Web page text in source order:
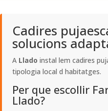
Cadires
solucions
A Llado instal lem cadires
tipologia local d habitatges.
Per que escollir
Llado?